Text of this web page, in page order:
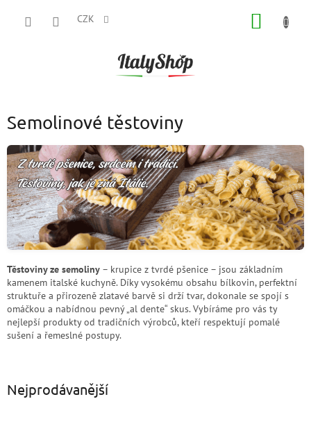
CZK
Semolinové těstoviny
Těstoviny ze semoliny – krupice z tvrdé pšenice – jsou základním
kamenem italské kuchyně. Díky vysokému obsahu bílkovin, perfektní
struktuře a přirozeně zlatavé barvě si drží tvar, dokonale se spojí s
omáčkou a nabídnou pevný „al dente“ skus. Vybíráme pro vás ty
nejlepší produkty od tradičních výrobců, kteří respektují pomalé
sušení a řemeslné postupy.
Nejprodávanější